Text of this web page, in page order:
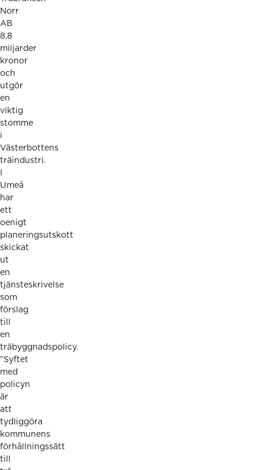
Norr
AB
8,8
miljarder
kronor
och
utgör
en
viktig
stomme
i
Västerbottens
träindustri.
Umeå
har
ett
oenigt
planeringsutskott
skickat
ut
en
tjänsteskrivelse
som
förslag
till
en
träbyggnadspolicy.
”Syftet
med
policyn
är
att
tydliggöra
kommunens
förhållningssätt
till